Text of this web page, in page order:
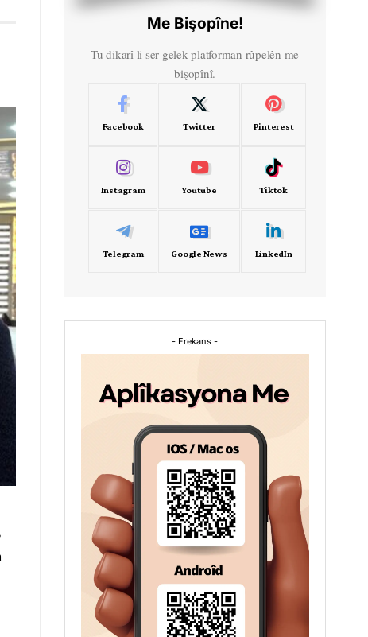
Me Bişopîne!
Tu dikarî li ser gelek platforman rûpelên me
bişopînî.
Facebook Twitter Pinterest
Instagram Youtube Tiktok
Telegram Google News LinkedIn
- Frekans -